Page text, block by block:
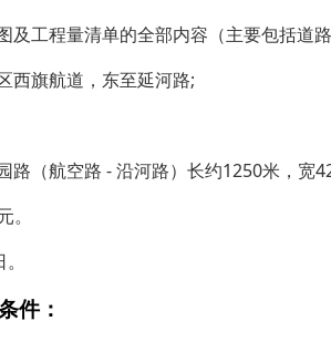
及工程量清单的全部内容（主要包括道
西旗航道，东至延河路;
路（航空路 - 沿河路）长约1250米，宽
件：